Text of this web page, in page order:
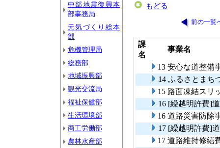
中部地震復興本
部事務局
元気づくり総本
部
危機管理局
総務部
地域振興部
観光交流局
福祉保健部
生活環境部
商工労働部
農林水産部
もどる
前の一覧
課
名
事業名
13 安心な道整備
14 ふるさとまち
15 路面凍結スリ
16 [繰越明許費]
16 道路災害防除
17 [繰越明許費]
17 道路維持修繕